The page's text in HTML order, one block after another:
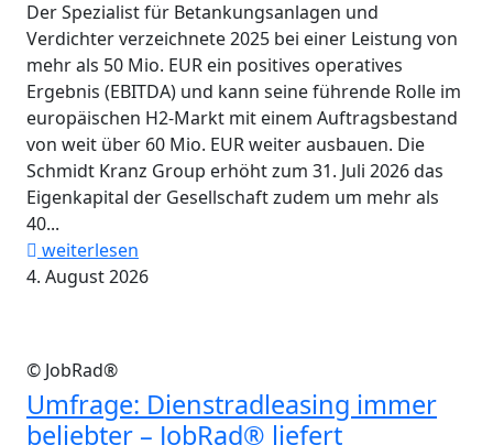
Der Spezialist für Betankungsanlagen und
Verdichter verzeichnete 2025 bei einer Leistung von
mehr als 50 Mio. EUR ein positives operatives
Ergebnis (EBITDA) und kann seine führende Rolle im
europäischen H2-Markt mit einem Auftragsbestand
von weit über 60 Mio. EUR weiter ausbauen. Die
Schmidt Kranz Group erhöht zum 31. Juli 2026 das
Eigenkapital der Gesellschaft zudem um mehr als
40...
weiterlesen
4. August 2026
© JobRad®
Umfrage: Dienstradleasing immer
beliebter – JobRad® liefert